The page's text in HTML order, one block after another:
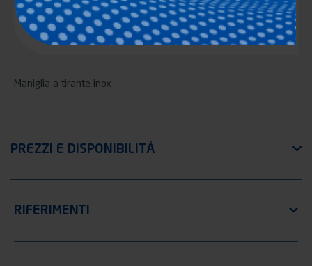
Maniglia a tirante inox